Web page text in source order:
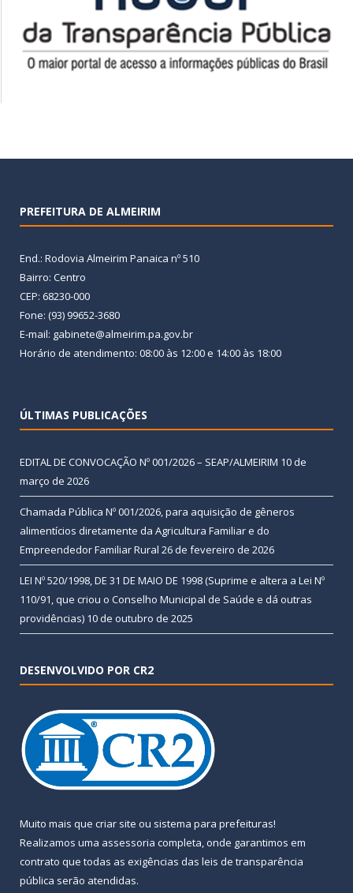
PREFEITURA DE ALMEIRIM
End.: Rodovia Almeirim Panaica nº 510
Bairro: Centro
CEP: 68230-000
Fone: (93) 99652-3680
E-mail: gabinete@almeirim.pa.gov.br
Horário de atendimento: 08:00 às 12:00 e 14:00 às 18:00
ÚLTIMAS PUBLICAÇÕES
EDITAL DE CONVOCAÇÃO Nº 001/2026 – SEAP/ALMEIRIM 10 de
março de 2026
Chamada Pública Nº 001/2026, para aquisição de gêneros
alimentícios diretamente da Agricultura Familiar e do
Empreendedor Familiar Rural 26 de fevereiro de 2026
LEI Nº 520/1998, DE 31 DE MAIO DE 1998 (Suprime e altera a Lei Nº
110/91, que criou o Conselho Municipal de Saúde e dá outras
providências) 10 de outubro de 2025
DESENVOLVIDO POR CR2
Muito mais que criar site ou sistema para prefeituras!
Realizamos uma assessoria completa, onde garantimos em
contrato que todas as exigências das leis de transparência
pública serão atendidas.